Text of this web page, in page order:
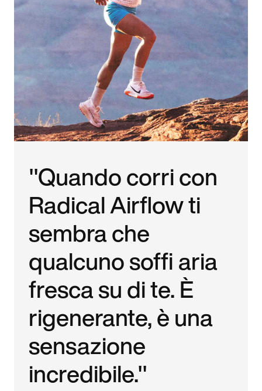
"Quando corri con
Radical Airflow ti
sembra che
qualcuno soffi aria
fresca su di te. È
rigenerante, è una
sensazione
incredibile."